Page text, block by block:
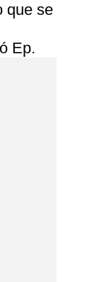
que se
Ep.